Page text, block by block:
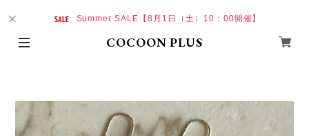
Summer SALE【8月1日（土）10：00開催】
COCOON PLUS